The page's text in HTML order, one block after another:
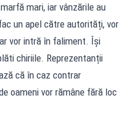
mari, iar vânzările au
un apel către autorități, vor
vor intră în faliment. Își
chiriile. Reprezentanții
că în caz contrar
oameni vor rămâne fără loc